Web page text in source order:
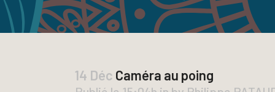
14 Déc Caméra au poing